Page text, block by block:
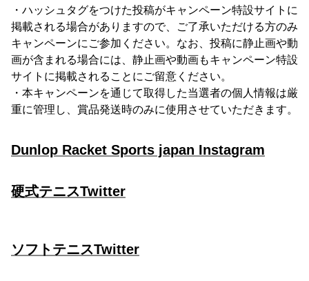
・ハッシュタグをつけた投稿がキャンペーン特設サイトに
掲載される場合がありますので、ご了承いただける方のみ
キャンペーンにご参加ください。なお、投稿に静止画や動
画が含まれる場合には、静止画や動画もキャンペーン特設
サイトに掲載されることにご留意ください。
・本キャンペーンを通じて取得した当選者の個人情報は厳
重に管理し、賞品発送時のみに使用させていただきます。
Dunlop Racket Sports japan Instagram
硬式テニスTwitter
ソフトテニスTwitter